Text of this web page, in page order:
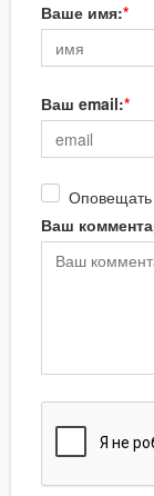
Ваше имя:
Ваш email:
Оповещать
Ваш